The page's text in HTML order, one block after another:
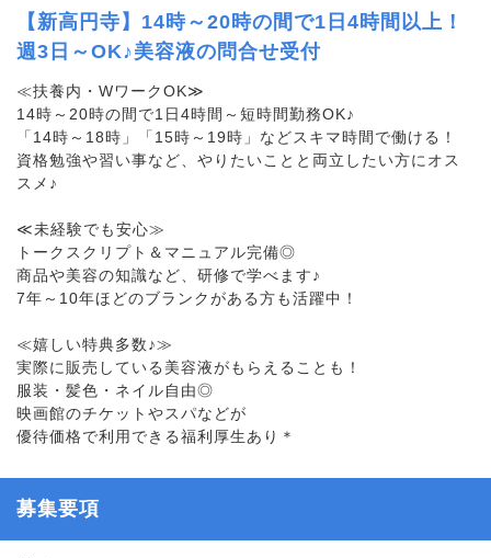
【新高円寺】14時～20時の間で1日4時間以上！
週3日～OK♪美容液の問合せ受付
≪扶養内・WワークOK≫
14時～20時の間で1日4時間～短時間勤務OK♪
「14時～18時」「15時～19時」などスキマ時間で働ける！
資格勉強や習い事など、やりたいことと両立したい方にオス
スメ♪
≪未経験でも安心≫
トークスクリプト＆マニュアル完備◎
商品や美容の知識など、研修で学べます♪
7年～10年ほどのブランクがある方も活躍中！
≪嬉しい特典多数♪≫
実際に販売している美容液がもらえることも！
服装・髪色・ネイル自由◎
映画館のチケットやスパなどが
優待価格で利用できる福利厚生あり＊
募集要項